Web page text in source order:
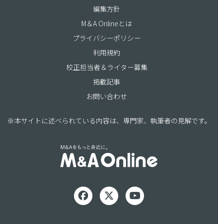
編集方針
M＆A Onlineとは
プライバシーポリシー
利用規約
校正担当者＆ライター募集
掲載記事
お問い合わせ
※本サイトに述べられている内容は、専門家、執筆者の見解です。